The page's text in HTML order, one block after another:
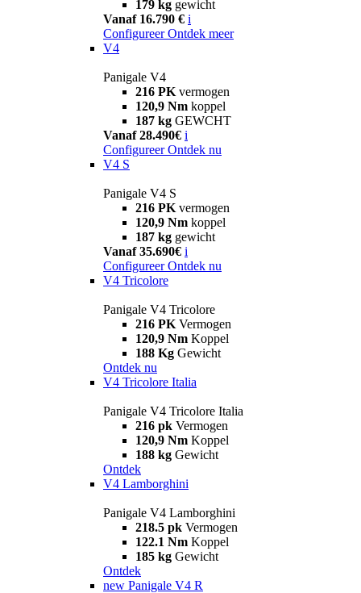
179 kg gewicht
Vanaf 16.790 € i
Configureer Ontdek meer
V4
Panigale V4
216 PK vermogen
120,9 Nm koppel
187 kg GEWCHT
Vanaf 28.490€ i
Configureer Ontdek nu
V4 S
Panigale V4 S
216 PK vermogen
120,9 Nm koppel
187 kg gewicht
Vanaf 35.690€ i
Configureer Ontdek nu
V4 Tricolore
Panigale V4 Tricolore
216 PK Vermogen
120,9 Nm Koppel
188 Kg Gewicht
Ontdek nu
V4 Tricolore Italia
Panigale V4 Tricolore Italia
216 pk Vermogen
120,9 Nm Koppel
188 kg Gewicht
Ontdek
V4 Lamborghini
Panigale V4 Lamborghini
218.5 pk Vermogen
122.1 Nm Koppel
185 kg Gewicht
Ontdek
new Panigale V4 R